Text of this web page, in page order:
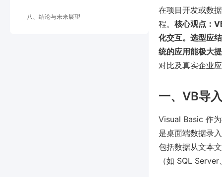
八、结论与未来展望
在项目开发或数
程。 核心观点：
化交互。选型应
统的应用能极大
对比及真实企业
一、VB导
Visual Basic 作
是桌面端数据录
包括数据从文本
（如 SQL